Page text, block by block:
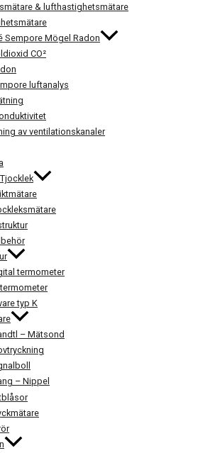
& lufthastighetsmätare
Sempore Mögel Radon
CO²
luftanalys
av ventilationskanaler
termometer
typ K
– Mätsond
– Nippel